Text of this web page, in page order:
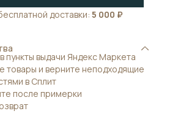
доставки: 5 000 ₽
пункты выдачи Яндекс Маркета
товары и верните неподходящие
в Сплит
после примерки